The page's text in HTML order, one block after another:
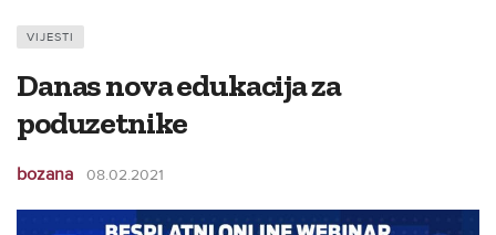
VIJESTI
Danas nova edukacija za
poduzetnike
bozana 08.02.2021